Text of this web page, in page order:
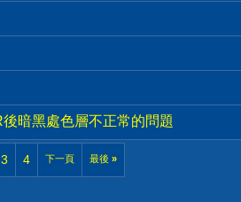
暗黑處色層不正常的問題
3 4 下一頁 最後 »